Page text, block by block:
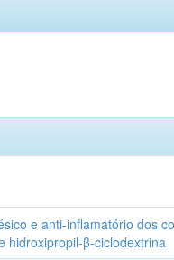
e anti-inflamatório dos
hidroxipropil-β-ciclodextrina